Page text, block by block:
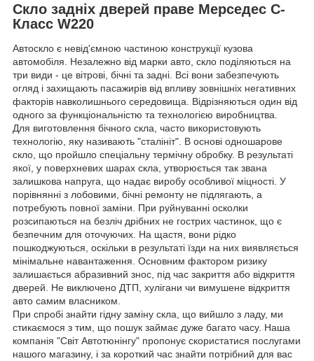
Скло задніх дверей праве Мерседес С-
Класс W220
Автоскло є невід'ємною частиною конструкції кузова
автомобіля. Незалежно від марки авто, скло поділяються на
три види - це вітрові, бічні та задні. Всі вони забезпечують
огляд і захищають пасажирів від впливу зовнішніх негативних
факторів навколишнього середовища. Відрізняються один від
одного за функціональністю та технологією виробництва.
Для виготовлення бічного скла, часто використовують
технологію, яку називають "сталініт". В основі одношарове
скло, що пройшло спеціальну термічну обробку. В результаті
якої, у поверхневих шарах скла, утворюється так звана
залишкова напруга, що надає виробу особливої міцності. У
порівнянні з лобовими, бічні ремонту не підлягають, а
потребують повної заміни. При руйнуванні осколки
розсипаються на безліч дрібних не гострих частинок, що є
безпечним для оточуючих. На щастя, вони рідко
пошкоджуються, оскільки в результаті їзди на них виявляється
мінімальне навантаження. Основним фактором ризику
залишається абразивний знос, під час закриття або відкриття
дверей. Не виключено ДТП, хулігани чи вимушене відкриття
авто самим власником.
При спробі знайти гідну заміну скла, що вийшло з ладу, ми
стикаємося з тим, що пошук займає дуже багато часу. Наша
компанія "Світ Автотюнінгу" пропонує скористатися послугами
нашого магазину, і за короткий час знайти потрібний для вас